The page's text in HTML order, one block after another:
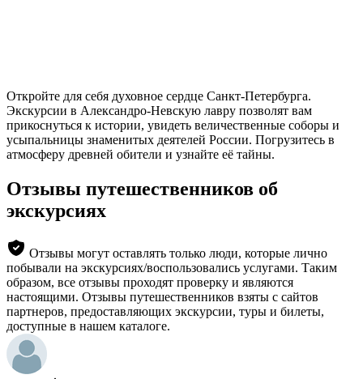
Откройте для себя духовное сердце Санкт-Петербурга.
Экскурсии в Александро-Невскую лавру позволят вам
прикоснуться к истории, увидеть величественные соборы и
усыпальницы знаменитых деятелей России. Погрузитесь в
атмосферу древней обители и узнайте её тайны.
Отзывы путешественников об
экскурсиях
Отзывы могут оставлять только люди, которые лично
побывали на экскурсиях/воспользовались услугами. Таким
образом, все отзывы проходят проверку и являются
настоящими. Отзывы путешественников взяты с сайтов
партнеров, предоставляющих экскурсии, туры и билеты,
доступные в нашем каталоге.